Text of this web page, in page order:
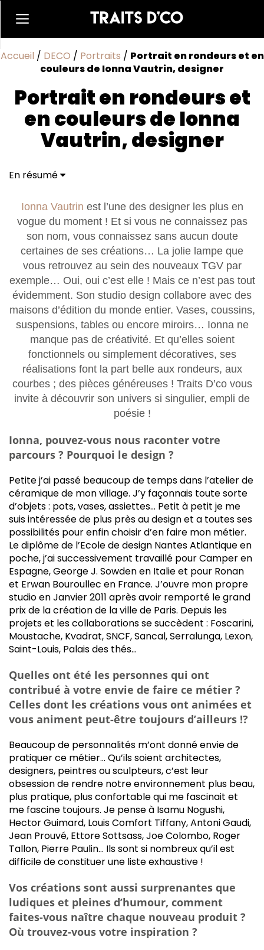
Accueil / DECO / Portraits / Portrait en rondeurs et en
couleurs de Ionna Vautrin, designer
Portrait en rondeurs et
en couleurs de Ionna
Vautrin, designer
En résumé
Ionna Vautrin est l’une des designer les plus en
vogue du moment ! Et si vous ne connaissez pas
son nom, vous connaissez sans aucun doute
certaines de ses créations… La jolie lampe que
vous retrouvez au sein des nouveaux TGV par
exemple… Oui, oui c’est elle ! Mais ce n’est pas tout
évidemment. Son studio design collabore avec des
maisons d’édition du monde entier. Vases, coussins,
suspensions, tables ou encore miroirs… Ionna ne
manque pas de créativité. Et qu’elles soient
fonctionnels ou simplement décoratives, ses
réalisations font la part belle aux rondeurs, aux
courbes ; des pièces généreuses ! Traits D’co vous
invite à découvrir son univers si singulier, empli de
poésie !
Ionna, pouvez-vous nous raconter votre
parcours ? Pourquoi le design ?
Petite j’ai passé beaucoup de temps dans l’atelier de
céramique de mon village. J’y façonnais toute sorte
d’objets : pots, vases, assiettes… Petit à petit je me
suis intéressée de plus près au design et a toutes ses
possibilités pour enfin choisir d’en faire mon métier.
Le diplôme de l’Ecole de design Nantes Atlantique en
poche, j’ai successivement travaillé pour Camper en
Espagne, George J. Sowden en Italie et pour Ronan
et Erwan Bouroullec en France. J’ouvre mon propre
studio en Janvier 2011 après avoir remporté le grand
prix de la création de la ville de Paris. Depuis les
projets et les collaborations se succèdent : Foscarini,
Moustache, Kvadrat, SNCF, Sancal, Serralunga, Lexon,
Saint-Louis, Palais des thés…
Quelles ont été les personnes qui ont
contribué à votre envie de faire ce métier ?
Celles dont les créations vous ont animées et
vous animent peut-être toujours d’ailleurs !?
Beaucoup de personnalités m’ont donné envie de
pratiquer ce métier… Qu’ils soient architectes,
designers, peintres ou sculpteurs, c’est leur
obsession de rendre notre environnement plus beau,
plus pratique, plus confortable qui me fascinait et
me fascine toujours. Je pense à Isamu Nogushi,
Hector Guimard, Louis Comfort Tiffany, Antoni Gaudi,
Jean Prouvé, Ettore Sottsass, Joe Colombo, Roger
Tallon, Pierre Paulin… Ils sont si nombreux qu’il est
difficile de constituer une liste exhaustive !
Vos créations sont aussi surprenantes que
ludiques et pleines d’humour, comment
faites-vous naître chaque nouveau produit ?
Où trouvez-vous votre inspiration ?